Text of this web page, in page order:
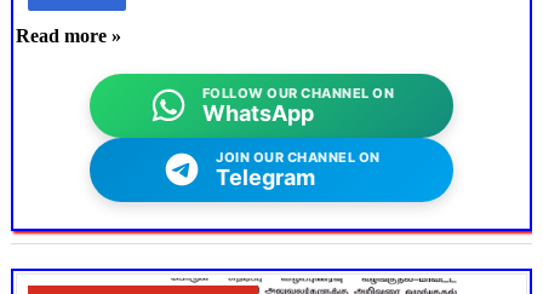
Read more »
FOLLOW OUR CHANNEL ON
WhatsApp
JOIN OUR CHANNEL ON
Telegram